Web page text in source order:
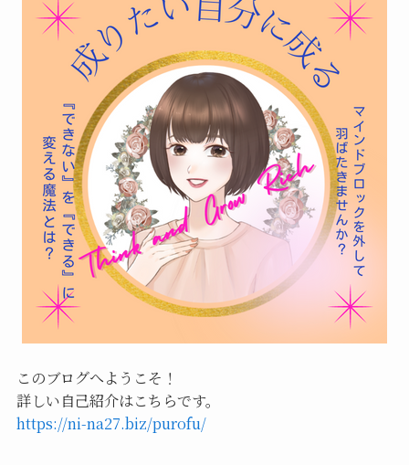
このブログへようこそ！
詳しい自己紹介はこちらです。
https://ni-na27.biz/purofu/